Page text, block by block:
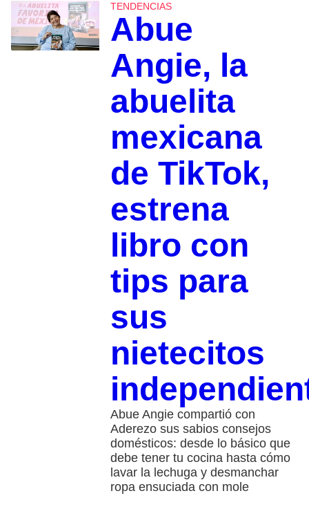
TENDENCIAS
Abue
Angie, la
abuelita
mexicana
de TikTok,
estrena
libro con
tips para
sus
nietecitos
Abue Angie compartió con
Aderezo sus sabios consejos
domésticos: desde lo básico que
debe tener tu cocina hasta cómo
lavar la lechuga y desmanchar
ropa ensuciada con mole